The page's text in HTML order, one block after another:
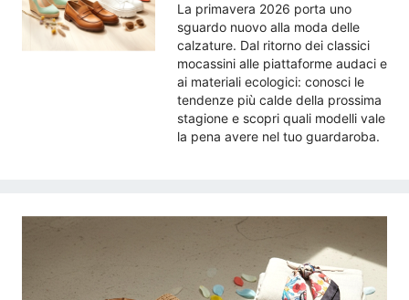
La primavera 2026 porta uno
sguardo nuovo alla moda delle
calzature. Dal ritorno dei classici
mocassini alle piattaforme audaci e
ai materiali ecologici: conosci le
tendenze più calde della prossima
stagione e scopri quali modelli vale
la pena avere nel tuo guardaroba.